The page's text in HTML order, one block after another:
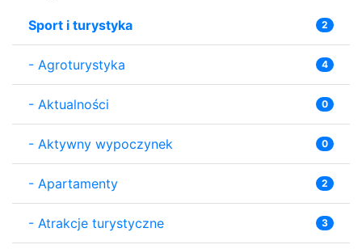
Sport i turystyka 2
- Agroturystyka 4
- Aktualności 0
- Aktywny wypoczynek 0
- Apartamenty 2
- Atrakcje turystyczne 3